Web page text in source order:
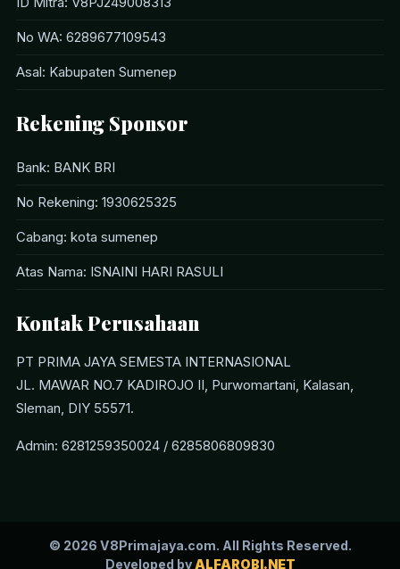
No WA: 6289677109543
Asal: Kabupaten Sumenep
Rekening Sponsor
Bank: BANK BRI
No Rekening: 1930625325
Cabang: kota sumenep
Atas Nama: ISNAINI HARI RASULI
Kontak Perusahaan
PT PRIMA JAYA SEMESTA INTERNASIONAL
JL. MAWAR NO.7 KADIROJO II, Purwomartani, Kalasan,
Sleman, DIY 55571.
Admin: 6281259350024 / 6285806809830
© 2026 V8Primajaya.com. All Rights Reserved.
Developed by ALFAROBI.NET